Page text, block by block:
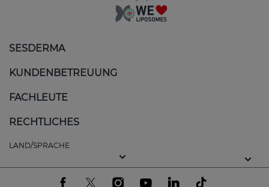
SESDERMA
KUNDENBETREUUNG
FACHLEUTE
RECHTLICHES
LAND/SPRACHE